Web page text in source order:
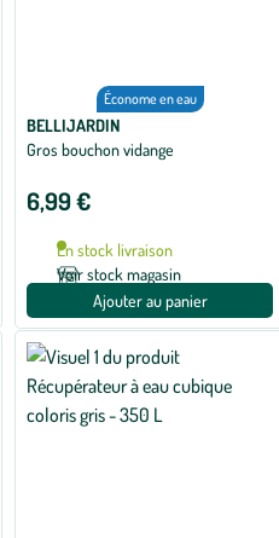
Économe en eau
BELLIJARDIN
Gros bouchon vidange
6,99 €
En stock livraison
Voir stock magasin
Ajouter au panier